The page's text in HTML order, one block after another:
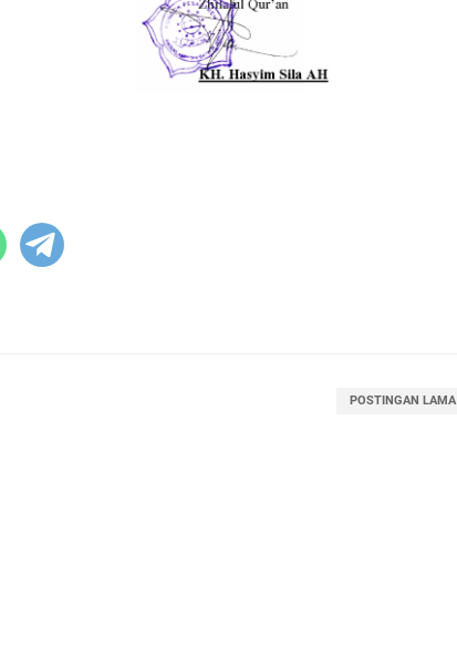
POSTINGAN LAMA